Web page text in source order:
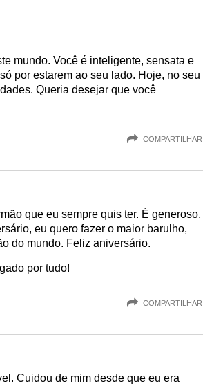
mundo. Você é inteligente, sensata e
por estarem ao seu lado. Hoje, no seu
Queria desejar que você
COMPARTILHAR
que eu sempre quis ter. É generoso,
eu quero fazer o maior barulho,
do mundo. Feliz aniversário.
por tudo!
COMPARTILHAR
Cuidou de mim desde que eu era